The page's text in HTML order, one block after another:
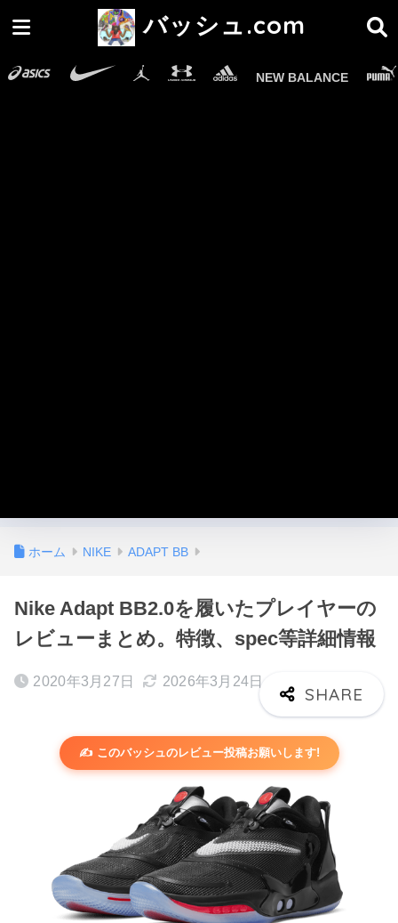
バッシュ.com
NEW BALANCE
ホーム NIKE ADAPT BB
Nike Adapt BB2.0を履いたプレイヤーの
レビューまとめ。特徴、spec等詳細情報
2020年3月27日 2026年3月24日
✍️ このバッシュのレビュー投稿お願いします!